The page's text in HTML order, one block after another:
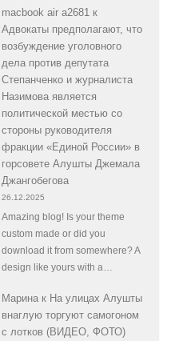
macbook air a2681к
Адвокаты предполагают, что
возбуждение уголовного
дела против депутата
Степанченко и журналиста
Назимова является
политической местью со
стороны руководителя
фракции «Единой России» в
горсовете Алушты Джемала
Джангобегова
26.12.2025
Amazing blog! Is your theme
custom made or did you
download it from somewhere? A
design like yours with a…
Маринак На улицах Алушты
внаглую торгуют самогоном
с лотков (ВИДЕО, ФОТО)